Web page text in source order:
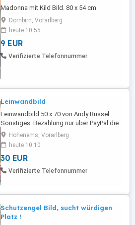
Madonna mit Kild Bild. 80 x 54 cm
Dornbirn, Vorarlberg
heute 10:55
9 EUR
Verifizierte Telefonnummer
Leinwandbild
Leinwandbild 50 x 70 von Andy Russel
Sonstiges: Bezahlung nur über PayPal die
Lieferung des Artikels wird von mir selbst
veranlasst
Hohenems, Vorarlberg
heute 10:10
30 EUR
Verifizierte Telefonnummer
Schutzengel Bild, sucht würdigen
Platz !